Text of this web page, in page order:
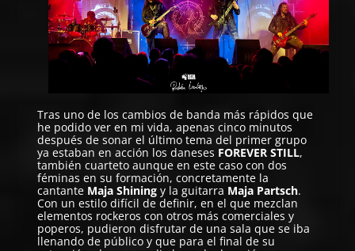
Tras uno de los cambios de banda más rápidos que
he podido ver en mi vida, apenas cinco minutos
después de sonar el último tema del primer grupo
ya estaban en acción los daneses FOREVER STILL,
también cuarteto aunque en este caso con dos
féminas en su formación, concretamente la
cantante Maja Shining y la guitarra Maja Partsch.
Con un estilo difícil de definir, en el que mezclan
elementos rockeros con otros más comerciales y
poperos, pudieron disfrutar de una sala que se iba
llenando de público y que para el final de su